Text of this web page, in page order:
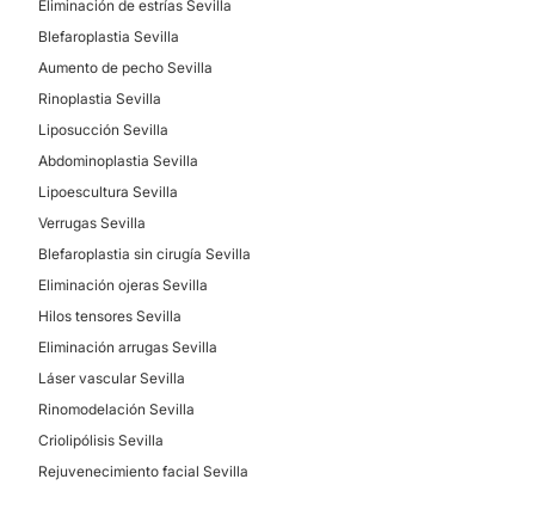
Lipofilling
Reconstrucción mamaria
Bichectomía
Lipoescultura
Queiloplastia
Ginecomastia
DERMATOLOGÍA
Verrugas
Tratamiento antimanchas
Tratamiento antiacné
TRATAMIENTOS ESTÉTICOS
Eliminación de estrías Sevilla
Blefaroplastia Sevilla
Aumento de pecho Sevilla
Rinoplastia Sevilla
Liposucción Sevilla
Abdominoplastia Sevilla
Lipoescultura Sevilla
Verrugas Sevilla
Blefaroplastia sin cirugía Sevilla
Eliminación ojeras Sevilla
Hilos tensores Sevilla
Eliminación arrugas Sevilla
Láser vascular Sevilla
Rinomodelación Sevilla
Criolipólisis Sevilla
Rejuvenecimiento facial Sevilla